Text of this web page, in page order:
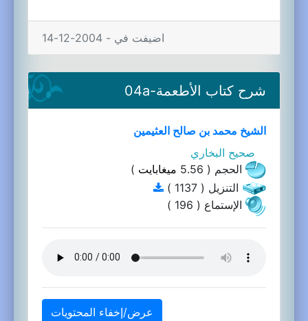
اضيفت في - 2004-12-14
شرح كتاب الأطعمة-04a
الشيخ محمد بن صالح العثيمين
صحيح البخاري
الحجم ( 5.56
ميغابايت )
التنزيل ( 1137 )
الإستماع ( 196 )
عرض/إخفاء المحتويات